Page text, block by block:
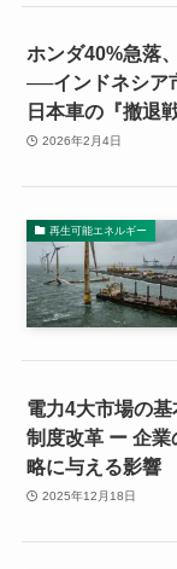
ホンダ40%急落
──インドネシア
日本車の『撤退戦
2026年2月4日
再生可能エネルギー
電力4大市場の
制度改革 ー 企
略に与える影響
2025年12月18日